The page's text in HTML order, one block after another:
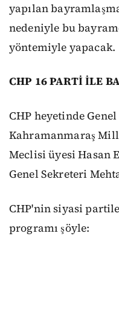
yapılan
nedeniyle bu
yöntemiyle yapacak.
CHP 16 PARTİ İLE
CHP heyetinde Genel
Kahramanmaraş
Meclisi üyesi Hasan
Genel Sekreteri
CHP'nin siyasi
programı şöyle: